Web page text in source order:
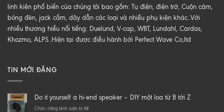
linh kiện phổ biến của chúng tôi bao gồm: Tụ điện, điện trở, Cuộn cảm,
bóng đèn, jack cắm, dây dẫn các loại và nhiều phụ kiện khác..Với
nhiều thương hiểu nổi tiếng: Duelund, V-cap, WBT, Lundahl, Cardas,
Khozmo, ALPS..Hiện tại được điều hành bởi Perfect Wave Co,ltd
TIN MỚI ĐĂNG
Do it yourself a hi-end speaker – DIY một loa từ B tới Z
Chức năng bình luận bị tắtở